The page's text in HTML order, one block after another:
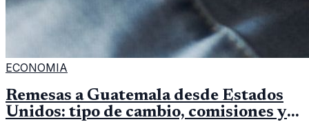
ECONOMIA
Remesas a Guatemala desde Estados
Unidos: tipo de cambio, comisiones y